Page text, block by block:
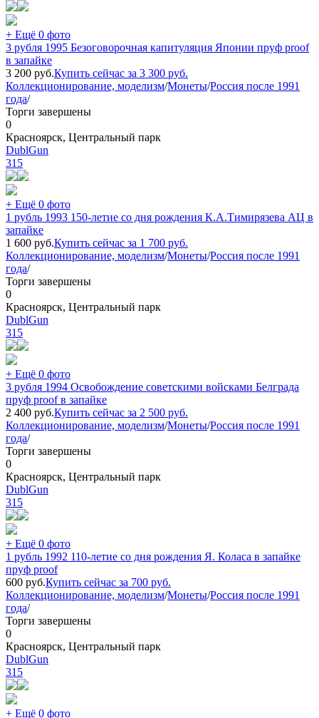
+ Ещё 0 фото
3 рубля 1995 Безоговорочная капитуляция Японии пруф proof
в запайке
3 200 руб.Купить сейчас за 3 300 руб.
Коллекционирование, моделизм/Монеты/Россия после 1991
года/
Торги завершены
0
Красноярск, Центральный парк
DublGun
315
+ Ещё 0 фото
1 рубль 1993 150-летие со дня рождения К.А.Тимирязева АЦ в
запайке
1 600 руб.Купить сейчас за 1 700 руб.
Коллекционирование, моделизм/Монеты/Россия после 1991
года/
Торги завершены
0
Красноярск, Центральный парк
DublGun
315
+ Ещё 0 фото
3 рубля 1994 Освобождение советскими войсками Белграда
пруф proof в запайке
2 400 руб.Купить сейчас за 2 500 руб.
Коллекционирование, моделизм/Монеты/Россия после 1991
года/
Торги завершены
0
Красноярск, Центральный парк
DublGun
315
+ Ещё 0 фото
1 рубль 1992 110-летие со дня рождения Я. Коласа в запайке
пруф proof
600 руб.Купить сейчас за 700 руб.
Коллекционирование, моделизм/Монеты/Россия после 1991
года/
Торги завершены
0
Красноярск, Центральный парк
DublGun
315
+ Ещё 0 фото